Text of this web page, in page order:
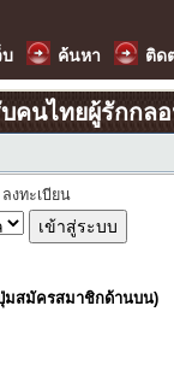
บ ค้นหา ติด
คนไทยผู้รักกล
ลงทะเบียน
มสมัครสมาชิกด้านบน)